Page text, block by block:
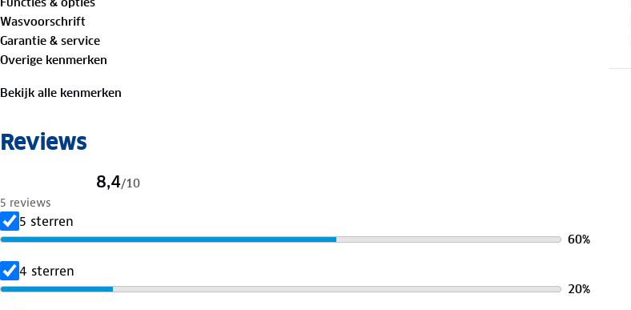
Wasvoorschrift
Garantie & service
Overige kenmerken
Bekijk alle kenmerken
Reviews
8,4/10
5 reviews
5 sterren
60%
4 sterren
20%